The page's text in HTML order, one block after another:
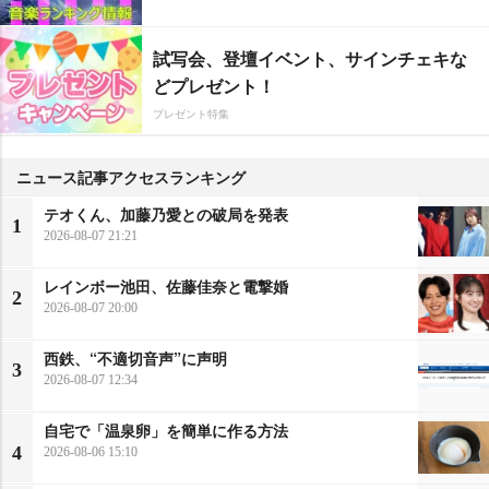
試写会、登壇イベント、サインチェキな
どプレゼント！
プレゼント特集
ニュース記事アクセスランキング
1
テオくん、加藤乃愛との破局を発表
2026-08-07 21:21
2
レインボー池田、佐藤佳奈と電撃婚
2026-08-07 20:00
3
西鉄、“不適切音声”に声明
2026-08-07 12:34
4
自宅で「温泉卵」を簡単に作る方法
2026-08-06 15:10